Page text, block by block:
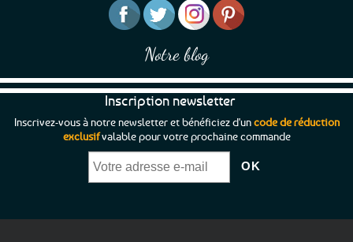
Notre blog
Inscription newsletter
Inscrivez-vous à notre newsletter et bénéficiez d'uncode de réduction
exclusifvalable pour votre prochaine commande